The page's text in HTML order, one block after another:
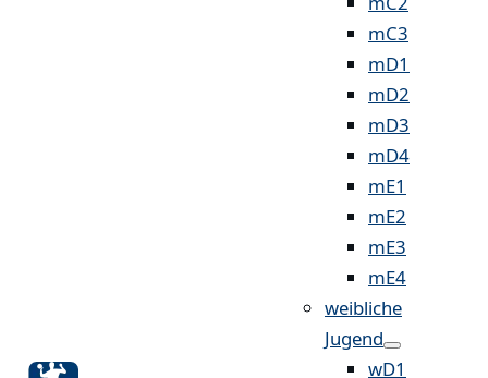
mC3
mD1
mD2
mD3
mD4
mE1
mE2
mE3
mE4
weibliche
Jugend
wD1